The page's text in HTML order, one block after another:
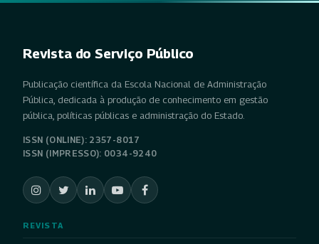
Revista do Serviço Público
Publicação científica da Escola Nacional de Administração
Pública, dedicada à produção de conhecimento em gestão
pública, políticas públicas e administração do Estado.
ISSN (ONLINE): 2357-8017
ISSN (IMPRESSO): 0034-9240
REVISTA